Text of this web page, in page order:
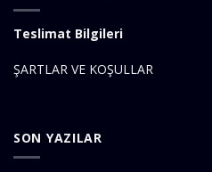
Teslimat Bilgileri
ŞARTLAR VE KOŞULLAR
SON YAZILAR